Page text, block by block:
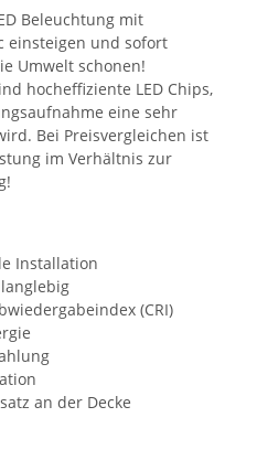
Beleuchtung mit
einsteigen und sofort
Umwelt schonen!
hocheffiziente LED Chips,
eine sehr
Bei Preisvergleichen ist
im Verhältnis zur
Installation
(CRI)
an der Decke